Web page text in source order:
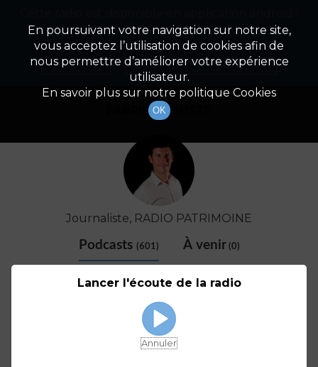
Détail De L'animateur
FABRICE COUSTE
Journaliste, RADIO PATRIMOINE
Podcasts (601) À venir(0)
En poursuivant votre navigation sur notre site,
vous acceptez l’utilisation de cookies afin de
nous permettre d’améliorer votre expérience
utilisateur.
En savoir plus sur notre politique Cookies
OK
Appuyez ci-dessous pour l'installer.
Non merci Télécharger l'application
Lancer l'écoute de la radio
Annuler